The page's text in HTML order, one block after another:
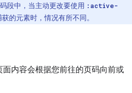
段中，当主动更改要使用 :active-
获的元素时，情况有所不同。
面内容会根据您前往的页码向前或